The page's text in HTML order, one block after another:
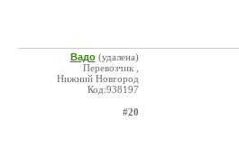
Вадо (удалена)
Перевозчик ,
Нижний Новгород
Код:938197
#20